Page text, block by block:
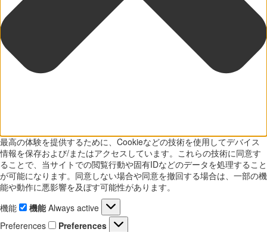
最高の体験を提供するために、Cookieなどの技術を使用してデバイス
情報を保存および/またはアクセスしています。これらの技術に同意す
ることで、当サイトでの閲覧行動や固有IDなどのデータを処理すること
が可能になります。同意しない場合や同意を撤回する場合は、一部の機
能や動作に悪影響を及ぼす可能性があります。
機能
機能 Always active
Preferences
Preferences